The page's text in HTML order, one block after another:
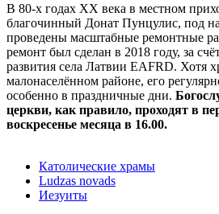
В 80-х годах XX века в местном
благочинный Донат Пунцулис, под
проведены масштабные ремонтные
ремонт был сделан в 2018 году, за
развития села Латвии EAFRD. Хотя
малонаселённом районе, его
особенно в праздничные дни.
церкви, как правило, проходят в
воскресенье месяца в 16.00.
Католические храмы
Ludzas novads
Иезуиты